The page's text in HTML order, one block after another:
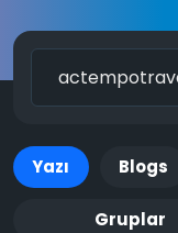
Yazı Blogs
Gruplar